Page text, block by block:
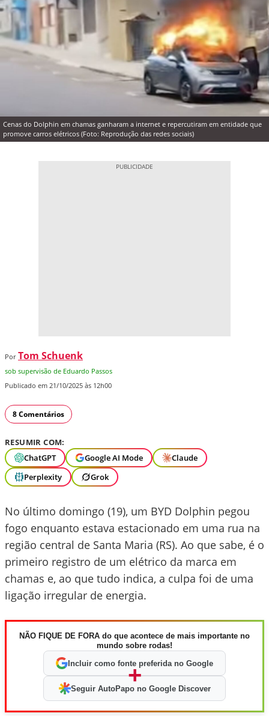
Cenas do Dolphin em chamas ganharam a internet e repercutiram em entidade que
promove carros elétricos (Foto: Reprodução das redes sociais)
Por Tom Schuenk
sob supervisão de Eduardo Passos
Publicado em 21/10/2025 às 12h00
8 Comentários
RESUMIR COM:
ChatGPT
Google AI Mode
Claude
Perplexity
Grok
No último domingo (19), um BYD Dolphin pegou
fogo enquanto estava estacionado em uma rua na
região central de Santa Maria (RS). Ao que sabe, é o
primeiro registro de um elétrico da marca em
chamas e, ao que tudo indica, a culpa foi de uma
ligação irregular de energia.
NÃO FIQUE DE FORA do que acontece de mais importante no
mundo sobre rodas!
Incluir como fonte preferida no Google
+
Seguir AutoPapo no Google Discover